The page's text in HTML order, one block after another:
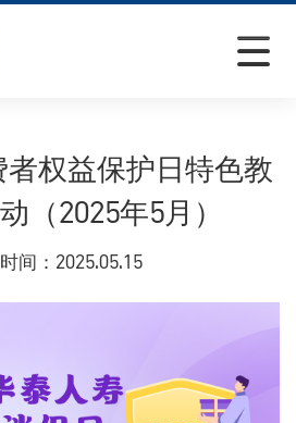
权益保护日特色教
（2025年5月）
间： 2025.05.15